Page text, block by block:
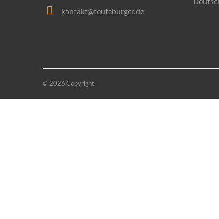
kontakt@teuteburger.de
© 2026 Copyright.